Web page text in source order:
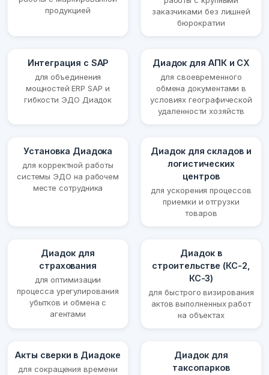
продукцией
заказчиками без лишней
бюрократии
Интеграция с SAP
для объединения
мощностей ERP SAP и
гибкости ЭДО Диадок
Диадок для АПК и СХ
для своевременного
обмена документами в
условиях географической
удаленности хозяйств
Установка Диадока
для корректной работы
системы ЭДО на рабочем
месте сотрудника
Диадок для складов и
логистических
центров
для ускорения процессов
приемки и отгрузки
товаров
Диадок для
страхования
для оптимизации
процесса урегулирования
убытков и обмена с
агентами
Диадок в
строительстве (КС-2,
КС-3)
для быстрого визирования
актов выполненных работ
на объектах
Акты сверки в Диадоке
для сокращения времени
Диадок для
таксопарков